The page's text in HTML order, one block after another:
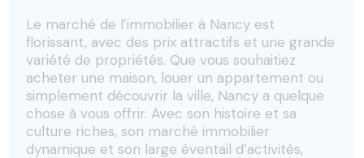
Le marché de l’immobilier à Nancy est
florissant, avec des prix attractifs et une grande
variété de propriétés. Que vous souhaitiez
acheter une maison, louer un appartement ou
simplement découvrir la ville, Nancy a quelque
chose à vous offrir. Avec son histoire et sa
culture riches, son marché immobilier
dynamique et son large éventail d’activités,